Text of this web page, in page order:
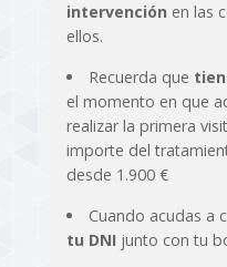
intervención en las
ellos.
Recuerda que
el momento en que
realizar la primera
importe del
desde 1.900 €
Cuando acudas a
tu DNI junto con tu